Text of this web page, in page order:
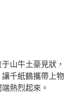
山牛土豪見狀，
千紙鶴攜帶上物
熱烈起來。